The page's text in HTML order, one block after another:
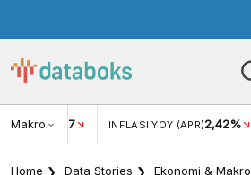
Makro
USD/IDR 17 INFLASI YOY (APR)2,42%
Home Data Stories Ekonomi & Makro